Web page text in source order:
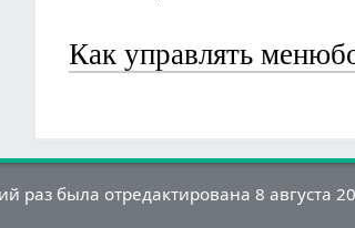
Как управлять
раз была отредактирована 8 августа